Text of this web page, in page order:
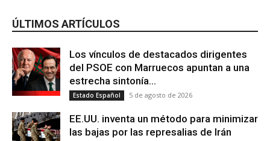
ÚLTIMOS ARTÍCULOS
Los vínculos de destacados dirigentes
del PSOE con Marruecos apuntan a una
estrecha sintonía...
Estado Español 5 de agosto de 2026
EE.UU. inventa un método para minimizar
las bajas por las represalias de Irán